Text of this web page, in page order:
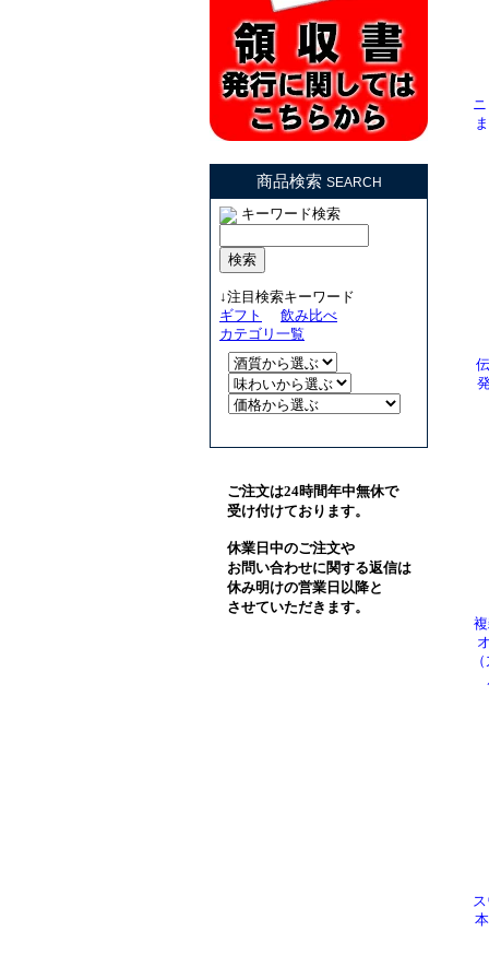
商品検索 SEARCH
キーワード検索
↓注目検索キーワード
ギフト
飲み比べ
カテゴリ一覧
ご注文は24時間年中無休で
受け付けております。
休業日中のご注文や
お問い合わせに関する返信は
休み明けの営業日以降と
させていただきます。